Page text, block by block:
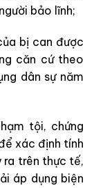
bảo lĩnh;
bị can được
căn cứ theo
dân sự năm
tội, chứng
xác định tính
ra trên thực tế,
áp dụng biện